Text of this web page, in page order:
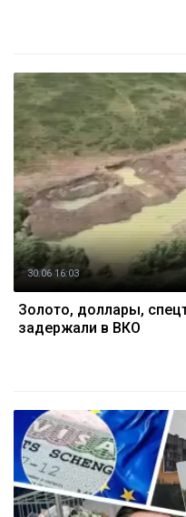
30.06 16:03
Золото, доллары,
задержали в ВКО